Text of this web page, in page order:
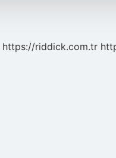
https://riddick.com.tr